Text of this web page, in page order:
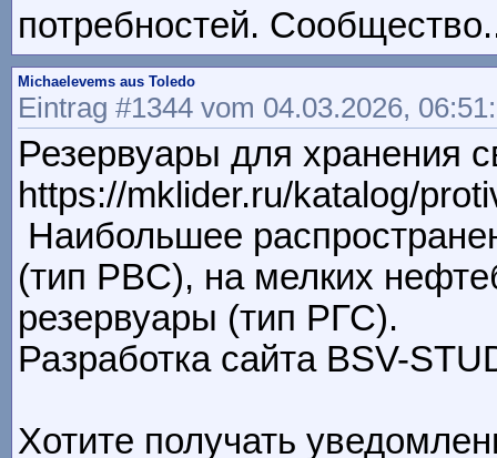
потребностей.
Michaelevems aus Toledo
Eintrag #1344 vom 04.03.2026,
Резервуары для хранения
https://mklider.ru/katalog/
Наибольшее
(тип PBC), на мелких
резервуары (тип РГС).
Разработка сайта BSV-
Хотите получать